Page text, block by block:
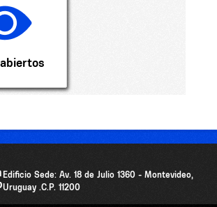
Edificio Sede: Av. 18 de Julio 1360 - Montevideo,
Uruguay .C.P. 11200